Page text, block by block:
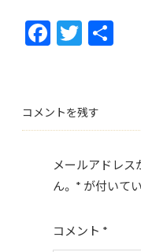
F
ac
b
o
o
k
T
w
er
コメントを残す
メールアドレス
ん。 * が付いて
コメント *